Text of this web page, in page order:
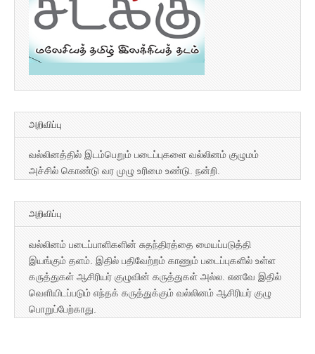
அறிவிப்பு
வல்லினத்தில் இடம்பெறும் படைப்புகளை வல்லினம் குழுமம்
அச்சில் கொண்டு வர முழு உரிமை உண்டு. நன்றி.
அறிவிப்பு
வல்லினம் படைப்பாளிகளின் சுதந்திரத்தை மையப்படுத்தி
இயங்கும் தளம். இதில் பதிவேற்றம் காணும் படைப்புகளில் உள்ள
கருத்துகள் ஆசிரியர் குழுவின் கருத்துகள் அல்ல. எனவே இதில்
வெளியிடப்படும் எந்தக் கருத்துக்கும் வல்லினம் ஆசிரியர் குழு
பொறுப்பேற்காது.